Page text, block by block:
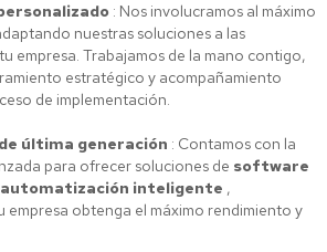
: Nos involucramos al máximo
nuestras soluciones a las
empresa. Trabajamos de la mano contigo,
estratégico y acompañamiento
de implementación.
última generación : Contamos con la
para ofrecer soluciones de software
automatización inteligente ,
empresa obtenga el máximo rendimiento y